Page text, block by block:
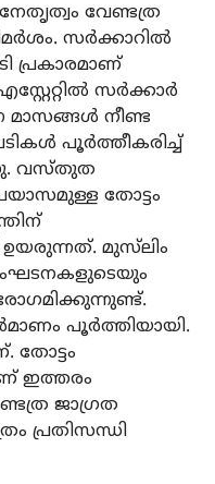
വേണ്ടത്ര
സർക്കാറിൽ
പ്രകാരമാണ്
സർക്കാർ
മാസങ്ങൾ നീണ്ട
പൂർത്തീകരിച്ച്
വസ്തുത
തോട്ടം
മുസ്‌ലിം
പൂർത്തിയായി.
തോട്ടം
ഇത്തരം
ജാഗ്രത
പ്രതിസന്ധി